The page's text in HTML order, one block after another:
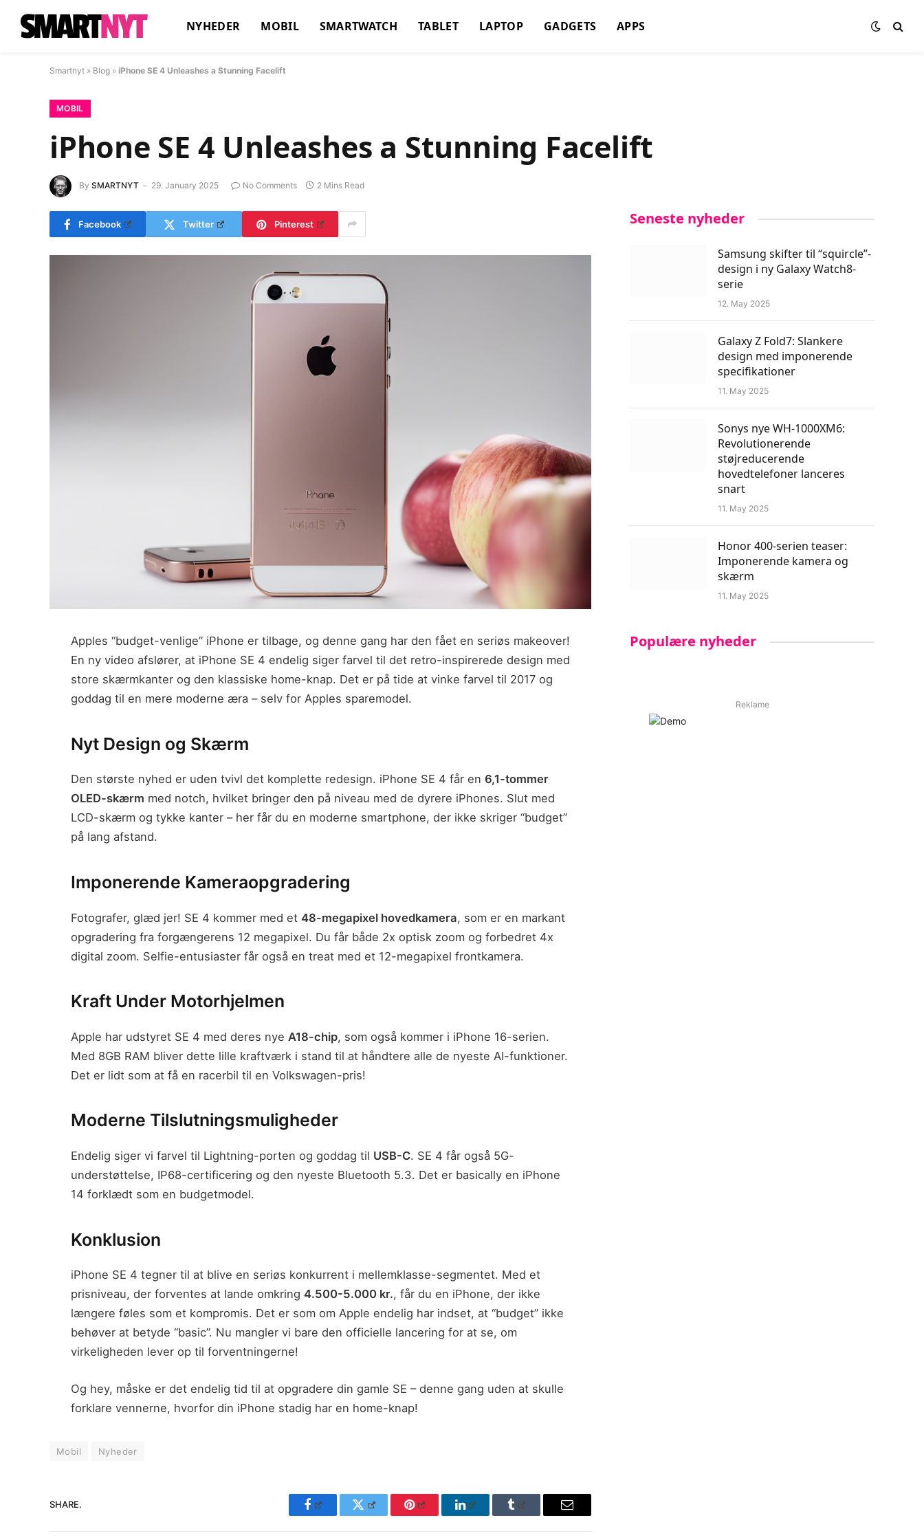
NYHEDER MOBIL SMARTWATCH TABLET LAPTOP GADGETS APPS
Smartnyt » Blog » iPhone SE 4 Unleashes a Stunning Facelift
MOBIL
iPhone SE 4 Unleashes a Stunning Facelift
By SMARTNYT 29. January 2025 No Comments 2 Mins Read
Facebook Twitter Pinterest
Apples “budget-venlige” iPhone er tilbage, og denne gang har den fået en seriøs makeover!
En ny video afslører, at iPhone SE 4 endelig siger farvel til det retro-inspirerede design med
store skærmkanter og den klassiske home-knap. Det er på tide at vinke farvel til 2017 og
goddag til en mere moderne æra – selv for Apples sparemodel.
Nyt Design og Skærm
Den største nyhed er uden tvivl det komplette redesign. iPhone SE 4 får en 6,1-tommer
OLED-skærm med notch, hvilket bringer den på niveau med de dyrere iPhones. Slut med
LCD-skærm og tykke kanter – her får du en moderne smartphone, der ikke skriger “budget”
på lang afstand.
Imponerende Kameraopgradering
Fotografer, glæd jer! SE 4 kommer med et 48-megapixel hovedkamera, som er en markant
opgradering fra forgængerens 12 megapixel. Du får både 2x optisk zoom og forbedret 4x
digital zoom. Selfie-entusiaster får også en treat med et 12-megapixel frontkamera.
Kraft Under Motorhjelmen
Apple har udstyret SE 4 med deres nye A18-chip, som også kommer i iPhone 16-serien.
Med 8GB RAM bliver dette lille kraftværk i stand til at håndtere alle de nyeste AI-funktioner.
Det er lidt som at få en racerbil til en Volkswagen-pris!
Moderne Tilslutningsmuligheder
Endelig siger vi farvel til Lightning-porten og goddag til USB-C. SE 4 får også 5G-
understøttelse, IP68-certificering og den nyeste Bluetooth 5.3. Det er basically en iPhone
14 forklædt som en budgetmodel.
Konklusion
iPhone SE 4 tegner til at blive en seriøs konkurrent i mellemklasse-segmentet. Med et
prisniveau, der forventes at lande omkring 4.500-5.000 kr., får du en iPhone, der ikke
længere føles som et kompromis. Det er som om Apple endelig har indset, at “budget” ikke
behøver at betyde “basic”. Nu mangler vi bare den officielle lancering for at se, om
virkeligheden lever op til forventningerne!
Og hey, måske er det endelig tid til at opgradere din gamle SE – denne gang uden at skulle
forklare vennerne, hvorfor din iPhone stadig har en home-knap!
Mobil Nyheder
SHARE.
Facebook Twitter Pinterest LinkedIn Tumblr Email
Seneste nyheder
Samsung skifter til “squircle”-
design i ny Galaxy Watch8-
serie
12. May 2025
Galaxy Z Fold7: Slankere
design med imponerende
specifikationer
11. May 2025
Sonys nye WH-1000XM6:
Revolutionerende
støjreducerende
hovedtelefoner lanceres
snart
11. May 2025
Honor 400-serien teaser:
Imponerende kamera og
skærm
11. May 2025
Populære nyheder
Reklame